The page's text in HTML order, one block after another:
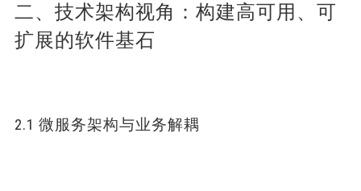
二、技术架构视角：构建高可用、可
扩展的软件基石
2.1 微服务架构与业务解耦